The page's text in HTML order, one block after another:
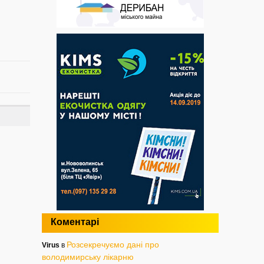
Коментарі
Virus в Розсекречуємо дані про
володимирську лікарню